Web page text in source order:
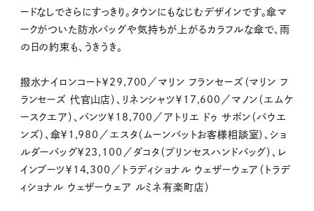
ードなしでさらにすっきり。タウンにもなじむデザインです。傘マ
ークがついた防水バッグや気持ちが上がるカラフルな傘で、雨
の日の約束も、うきうき。
撥水ナイロンコート￥29,700／マリン フランセーズ（マリン フ
ランセーズ 代官山店）、リネンシャツ￥17,600／マノン（エムケ
ースクエア）、パンツ￥18,700／アトリエ ドゥ サボン（バウエ
ンズ）、傘￥1,980／エスタ（ムーンバットお客様相談室）、ショ
ルダーバッグ￥23,100／ダコタ（プリンセスハンドバッグ）、レ
インブーツ￥14,300／トラディショナル ウェザーウェア（トラデ
ィショナル ウェザーウェア ルミネ有楽町店）